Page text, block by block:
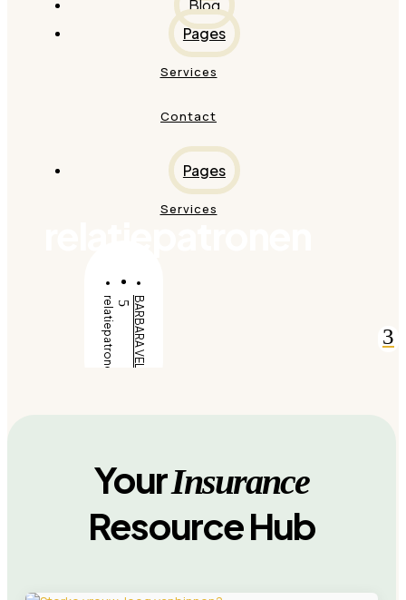
Blog
Pages
Services
Contact
Pages
Services
BARBARA VELDT
5
relatiepatronen 3
YourInsurance
Resource Hub